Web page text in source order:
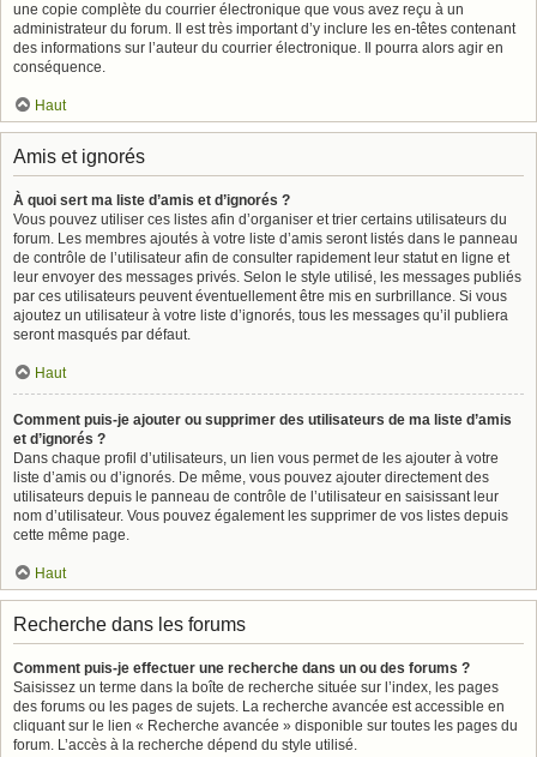
une copie complète du courrier électronique que vous avez reçu à un
administrateur du forum. Il est très important d’y inclure les en-têtes contenant
des informations sur l’auteur du courrier électronique. Il pourra alors agir en
conséquence.
Haut
Amis et ignorés
À quoi sert ma liste d’amis et d’ignorés ?
Vous pouvez utiliser ces listes afin d’organiser et trier certains utilisateurs du
forum. Les membres ajoutés à votre liste d’amis seront listés dans le panneau
de contrôle de l’utilisateur afin de consulter rapidement leur statut en ligne et
leur envoyer des messages privés. Selon le style utilisé, les messages publiés
par ces utilisateurs peuvent éventuellement être mis en surbrillance. Si vous
ajoutez un utilisateur à votre liste d’ignorés, tous les messages qu’il publiera
seront masqués par défaut.
Haut
Comment puis-je ajouter ou supprimer des utilisateurs de ma liste d’amis
et d’ignorés ?
Dans chaque profil d’utilisateurs, un lien vous permet de les ajouter à votre
liste d’amis ou d’ignorés. De même, vous pouvez ajouter directement des
utilisateurs depuis le panneau de contrôle de l’utilisateur en saisissant leur
nom d’utilisateur. Vous pouvez également les supprimer de vos listes depuis
cette même page.
Haut
Recherche dans les forums
Comment puis-je effectuer une recherche dans un ou des forums ?
Saisissez un terme dans la boîte de recherche située sur l’index, les pages
des forums ou les pages de sujets. La recherche avancée est accessible en
cliquant sur le lien « Recherche avancée » disponible sur toutes les pages du
forum. L’accès à la recherche dépend du style utilisé.